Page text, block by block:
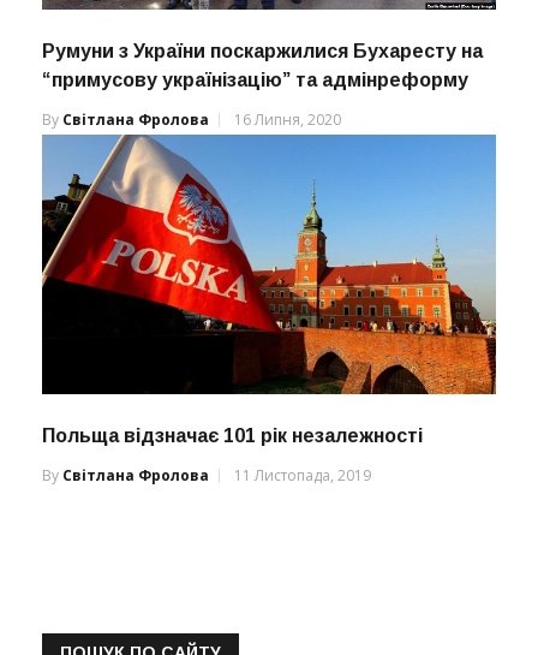
Румуни з України поскаржилися Бухаресту на
“примусову українізацію” та адмінреформу
By Світлана Фролова 16 Липня, 2020
Польща відзначає 101 рік незалежності
By Світлана Фролова 11 Листопада, 2019